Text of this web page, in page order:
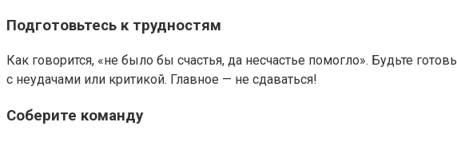
Подготовьтесь к трудностям
Как говорится, «не было бы счастья, да несчастье помогло». Будьте
с неудачами или критикой. Главное — не сдаваться!
Соберите команду